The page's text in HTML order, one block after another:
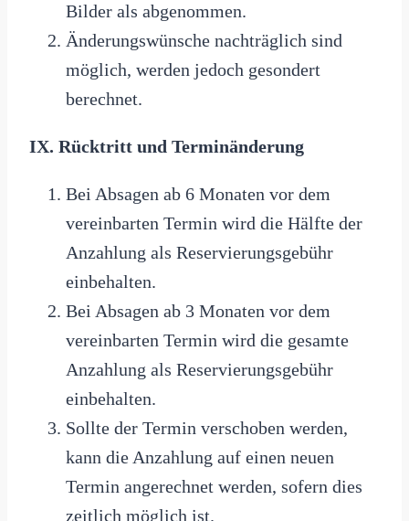
Bilder als abgenommen.
Änderungswünsche nachträglich sind
möglich, werden jedoch gesondert
berechnet.
IX. Rücktritt und Terminänderung
Bei Absagen ab 6 Monaten vor dem
vereinbarten Termin wird die Hälfte der
Anzahlung als Reservierungsgebühr
einbehalten.
Bei Absagen ab 3 Monaten vor dem
vereinbarten Termin wird die gesamte
Anzahlung als Reservierungsgebühr
einbehalten.
Sollte der Termin verschoben werden,
kann die Anzahlung auf einen neuen
Termin angerechnet werden, sofern dies
zeitlich möglich ist.